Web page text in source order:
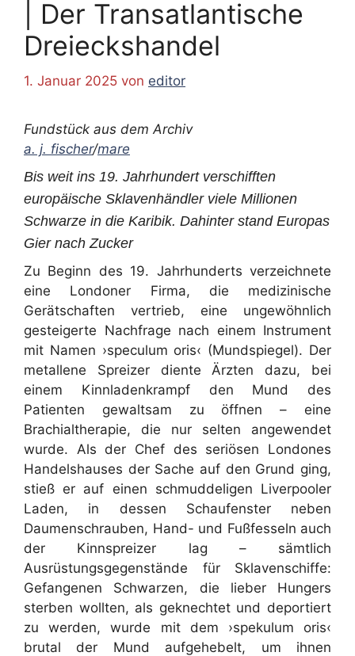
| Der Transatlantische
Dreieckshandel
1. Januar 2025 von editor
Fundstück aus dem Archiv
a. j. fischer/mare
Bis weit ins 19. Jahrhundert verschifften
europäische Sklavenhändler viele Millionen
Schwarze in die Karibik. Dahinter stand Europas
Gier nach Zucker
Zu Beginn des 19. Jahrhunderts verzeichnete
eine Londoner Firma, die medizinische
Gerätschaften vertrieb, eine ungewöhnlich
gesteigerte Nachfrage nach einem Instrument
mit Namen ›speculum oris‹ (Mundspiegel). Der
metallene Spreizer diente Ärzten dazu, bei
einem Kinnladenkrampf den Mund des
Patienten gewaltsam zu öffnen – eine
Brachialtherapie, die nur selten angewendet
wurde. Als der Chef des seriösen Londones
Handelshauses der Sache auf den Grund ging,
stieß er auf einen schmuddeligen Liverpooler
Laden, in dessen Schaufenster neben
Daumenschrauben, Hand- und Fußfesseln auch
der Kinnspreizer lag – sämtlich
Ausrüstungsgegenstände für Sklavenschiffe:
Gefangenen Schwarzen, die lieber Hungers
sterben wollten, als geknechtet und deportiert
zu werden, wurde mit dem ›spekulum oris‹
brutal der Mund aufgehebelt, um ihnen